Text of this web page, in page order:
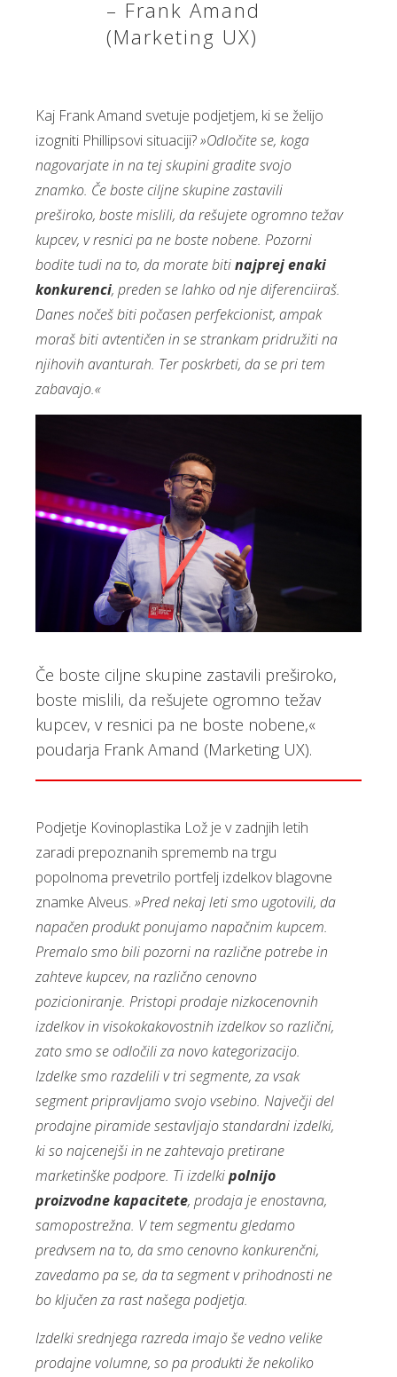
– Frank Amand
(Marketing UX)
Kaj Frank Amand svetuje podjetjem, ki se želijo
izogniti Phillipsovi situaciji?»Odločite se, koga
nagovarjate in na tej skupini gradite svojo
znamko. Če boste ciljne skupine zastavili
preširoko, boste mislili, da rešujete ogromno težav
kupcev, v resnici pa ne boste nobene. Pozorni
bodite tudi na to, da morate bitinajprej enaki
konkurenci, preden se lahko od nje diferenciiraš.
Danes nočeš biti počasen perfekcionist, ampak
moraš biti avtentičen in se strankam pridružiti na
njihovih avanturah. Ter poskrbeti, da se pri tem
zabavajo.«
Če boste ciljne skupine zastavili preširoko,
boste mislili, da rešujete ogromno težav
kupcev, v resnici pa ne boste nobene,«
poudarja Frank Amand (Marketing UX).
Podjetje Kovinoplastika Lož je v zadnjih letih
zaradi prepoznanih sprememb na trgu
popolnoma prevetrilo portfelj izdelkov blagovne
znamke Alveus. »Pred nekaj leti smo ugotovili, da
napačen produkt ponujamo napačnim kupcem.
Premalo smo bili pozorni na različne potrebe in
zahteve kupcev, na različno cenovno
pozicioniranje. Pristopi prodaje nizkocenovnih
izdelkov in visokokakovostnih izdelkov so različni,
zato smo se odločili za novo kategorizacijo.
Izdelke smo razdelili v tri segmente, za vsak
segment pripravljamo svojo vsebino. Največji del
prodajne piramide sestavljajo standardni izdelki,
ki so najcenejši in ne zahtevajo pretirane
marketinške podpore. Ti izdelkipolnijo
proizvodne kapacitete, prodaja je enostavna,
samopostrežna. V tem segmentu gledamo
predvsem na to, da smo cenovno konkurenčni,
zavedamo pa se, da ta segment v prihodnosti ne
bo ključen za rast našega podjetja.
Izdelki srednjega razreda imajo še vedno velike
prodajne volumne, so pa produkti že nekoliko